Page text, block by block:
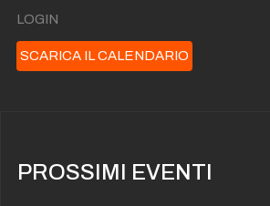
LOGIN
SCARICA IL CALENDARIO
PROSSIMI EVENTI